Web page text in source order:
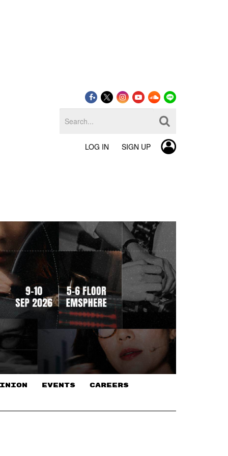
LOG IN SIGN UP
EVENTS CAREERS